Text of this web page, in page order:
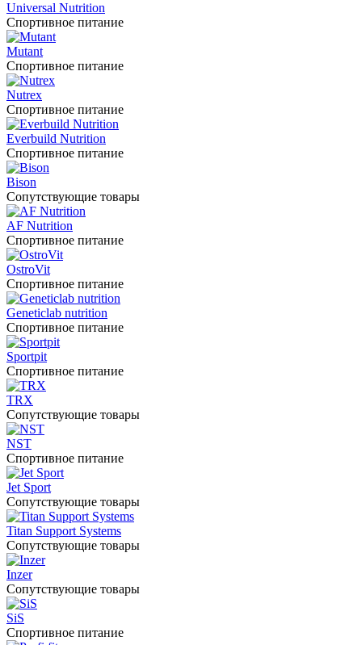
Universal Nutrition
Спортивное питание
Mutant
Спортивное питание
Nutrex
Спортивное питание
Everbuild Nutrition
Спортивное питание
Bison
Сопутствующие товары
AF Nutrition
Спортивное питание
OstroVit
Спортивное питание
Geneticlab nutrition
Спортивное питание
Sportpit
Спортивное питание
TRX
Сопутствующие товары
NST
Спортивное питание
Jet Sport
Сопутствующие товары
Titan Support Systems
Сопутствующие товары
Inzer
Сопутствующие товары
SiS
Спортивное питание